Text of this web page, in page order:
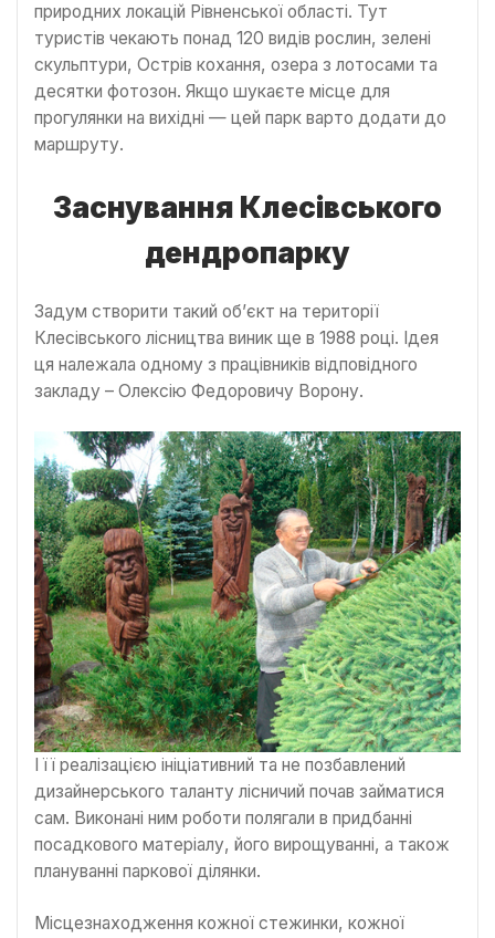
природних локацій Рівненської області. Тут
туристів чекають понад 120 видів рослин, зелені
скульптури, Острів кохання, озера з лотосами та
десятки фотозон. Якщо шукаєте місце для
прогулянки на вихідні — цей парк варто додати до
маршруту.
Заснування Клесівського
дендропарку
Задум створити такий об’єкт на території
Клесівського лісництва виник ще в 1988 році. Ідея
ця належала одному з працівників відповідного
закладу – Олексію Федоровичу Ворону.
І її реалізацією ініціативний та не позбавлений
дизайнерського таланту лісничий почав займатися
сам. Виконані ним роботи полягали в придбанні
посадкового матеріалу, його вирощуванні, а також
плануванні паркової ділянки.
Місцезнаходження кожної стежинки, кожної